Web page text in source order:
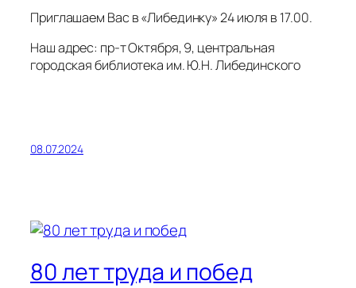
Приглашаем Вас в «Либединку» 24 июля в 17.00.
Наш адрес: пр-т Октября, 9, центральная
городская библиотека им. Ю.Н. Либединского
08.07.2024
80 лет труда и побед